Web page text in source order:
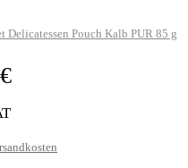
Delicatessen Pouch Kalb PUR 85 g
€